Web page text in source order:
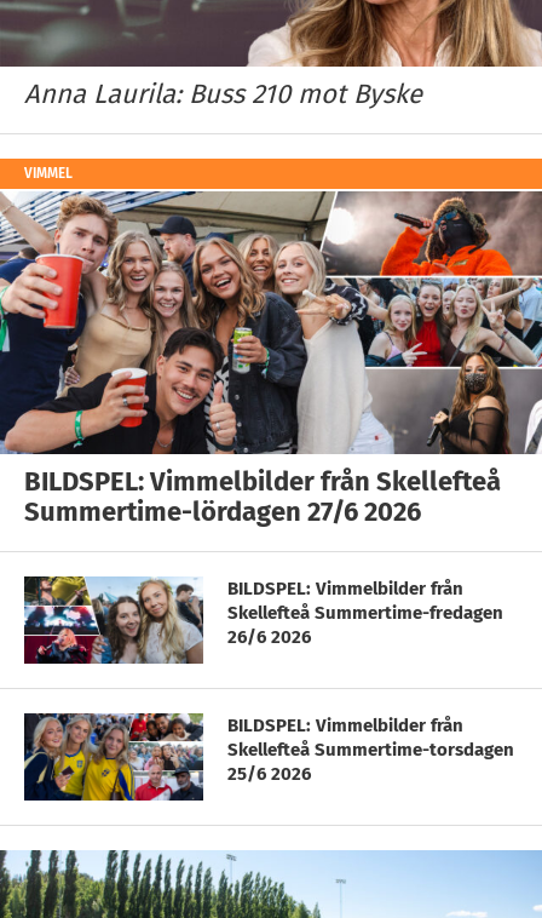
Anna Laurila: Buss 210 mot Byske
VIMMEL
BILDSPEL: Vimmelbilder från Skellefteå
Summertime-lördagen 27/6 2026
BILDSPEL: Vimmelbilder från
Skellefteå Summertime-fredagen
26/6 2026
BILDSPEL: Vimmelbilder från
Skellefteå Summertime-torsdagen
25/6 2026